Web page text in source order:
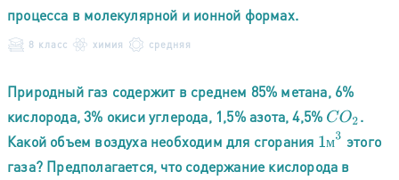
процесса в молекулярной и ионной формах.
8 класс химия средняя
Природный газ содержит в среднем 85% метана, 6%
кислорода, 3% окиси углерода, 1,5% азота, 4,5% CO2 .
Какой объем воздуха необходим для сгорания
м
1м3 этого
газа? Предполагается, что содержание кислорода в